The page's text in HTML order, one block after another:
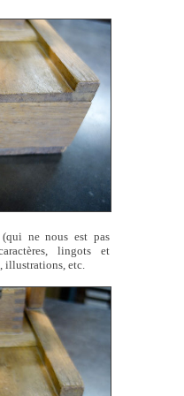
ne nous est pas
lingots et
illustrations, etc.